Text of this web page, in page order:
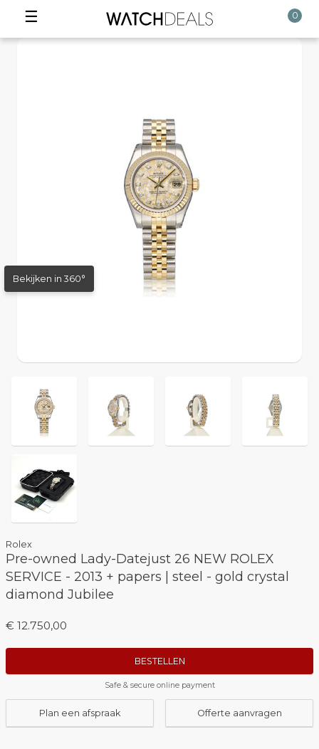
☰ 0
Bekijken in 360°
Rolex
Pre-owned Lady-Datejust 26 NEW ROLEX
SERVICE - 2013 + papers | steel - gold crystal
diamond Jubilee
€ 12.750,00
BESTELLEN
Safe & secure online payment
Plan een afspraak Offerte aanvragen